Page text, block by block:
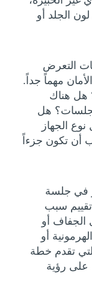
الجلد أو
التعرض
مهماً جداً.
هناك
هل
نوع الجهاز
أن تكون جزءاً
في جلسة
سبب
الجفاف أو
أو
تقدم خطة
على رؤية